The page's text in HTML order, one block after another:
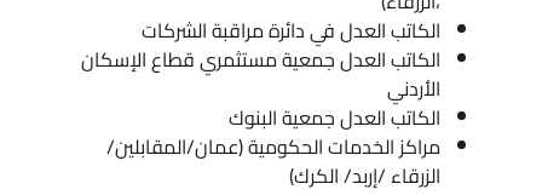
الكاتب العدل في دائرة مراقبة الشركات
الكاتب العدل جمعية مستثمري قطاع الإسكان
الأردني
الكاتب العدل جمعية البنوك
مراكز الخدمات الحكومية (عمان/المقابلين/
الزرقاء /إربد/ الكرك)